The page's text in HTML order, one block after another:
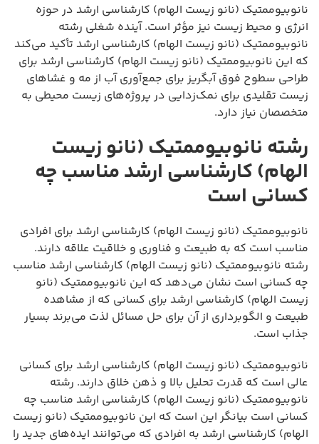
نانوبیوممتیک (نانو زیست الهام) کارشناسی ارشد در حوزه
انرژی و محیط زیست نیز مؤثر است. آینده شغلی رشته
نانوبیوممتیک (نانو زیست الهام) کارشناسی ارشد تأکید می‌کند
که این نانوبیوممتیک (نانو زیست الهام) کارشناسی ارشد برای
طراحی سطوح فوق آبگریز برای جمع‌آوری آب از مه و غشاهای
زیست تقلیدی برای نمک‌زدایی در پروژه‌های زیست محیطی به
متخصصان نیاز دارد.
رشته نانوبیوممتیک (نانو زیست
الهام) کارشناسی ارشد مناسب چه
کسانی است
نانوبیوممتیک (نانو زیست الهام) کارشناسی ارشد برای افرادی
مناسب است که به طبیعت و فناوری و خلاقیت علاقه دارند.
رشته نانوبیوممتیک (نانو زیست الهام) کارشناسی ارشد مناسب
چه کسانی است نشان می‌دهد که این نانوبیوممتیک (نانو
زیست الهام) کارشناسی ارشد برای کسانی که از مشاهده
طبیعت و الگوبرداری از آن برای حل مسائل لذت می‌برند بسیار
جذاب است.
نانوبیوممتیک (نانو زیست الهام) کارشناسی ارشد برای کسانی
عالی است که قدرت تحلیل بالا و ذهن خلاق دارند. رشته
نانوبیوممتیک (نانو زیست الهام) کارشناسی ارشد مناسب چه
کسانی است بیانگر این است که این نانوبیوممتیک (نانو زیست
الهام) کارشناسی ارشد به افرادی که می‌توانند ایده‌های جدید را